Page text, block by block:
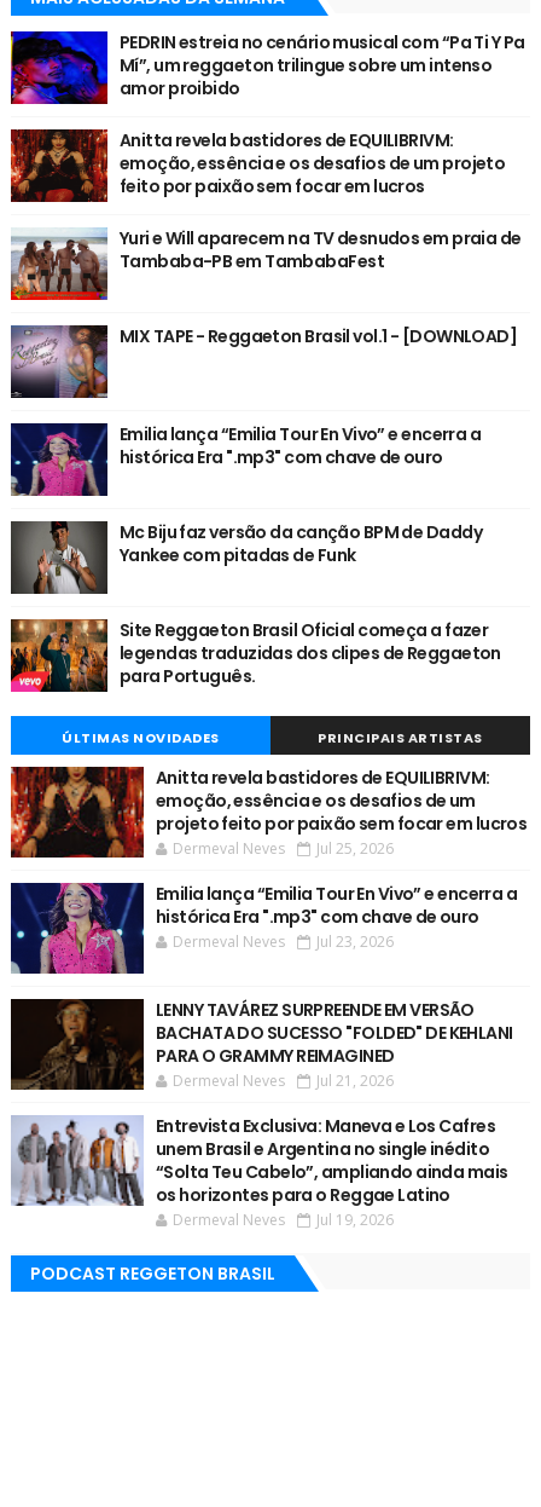
PEDRIN estreia no cenário musical com “Pa Ti Y Pa
Mí”, um reggaeton trilingue sobre um intenso
amor proibido
Anitta revela bastidores de EQUILIBRIVM:
emoção, essência e os desafios de um projeto
feito por paixão sem focar em lucros
Yuri e Will aparecem na TV desnudos em praia de
Tambaba-PB em TambabaFest
MIX TAPE - Reggaeton Brasil vol.1 - [DOWNLOAD]
Emilia lança “Emilia Tour En Vivo” e encerra a
histórica Era ".mp3" com chave de ouro
Mc Biju faz versão da canção BPM de Daddy
Yankee com pitadas de Funk
Site Reggaeton Brasil Oficial começa a fazer
legendas traduzidas dos clipes de Reggaeton
para Português.
ÚLTIMAS NOVIDADES PRINCIPAIS ARTISTAS
Anitta revela bastidores de EQUILIBRIVM:
emoção, essência e os desafios de um
projeto feito por paixão sem focar em lucros
Dermeval Neves Jul 25, 2026
Emilia lança “Emilia Tour En Vivo” e encerra a
histórica Era ".mp3" com chave de ouro
Dermeval Neves Jul 23, 2026
LENNY TAVÁREZ SURPREENDE EM VERSÃO
BACHATA DO SUCESSO "FOLDED" DE KEHLANI
PARA O GRAMMY REIMAGINED
Dermeval Neves Jul 21, 2026
Entrevista Exclusiva: Maneva e Los Cafres
unem Brasil e Argentina no single inédito
“Solta Teu Cabelo”, ampliando ainda mais
os horizontes para o Reggae Latino
Dermeval Neves Jul 19, 2026
PODCAST REGGETON BRASIL